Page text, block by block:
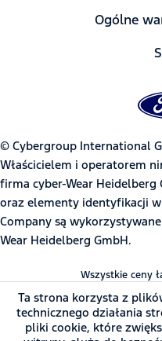
Ogólne
© Cybergroup International
Właścicielem i operatorem
firma cyber-Wear Heidelberg
oraz elementy identyfikacji
Company są
Wear Heidelberg GmbH.
Wszystkie ceny
Ta strona korzysta z
technicznego działania
pliki cookie, które